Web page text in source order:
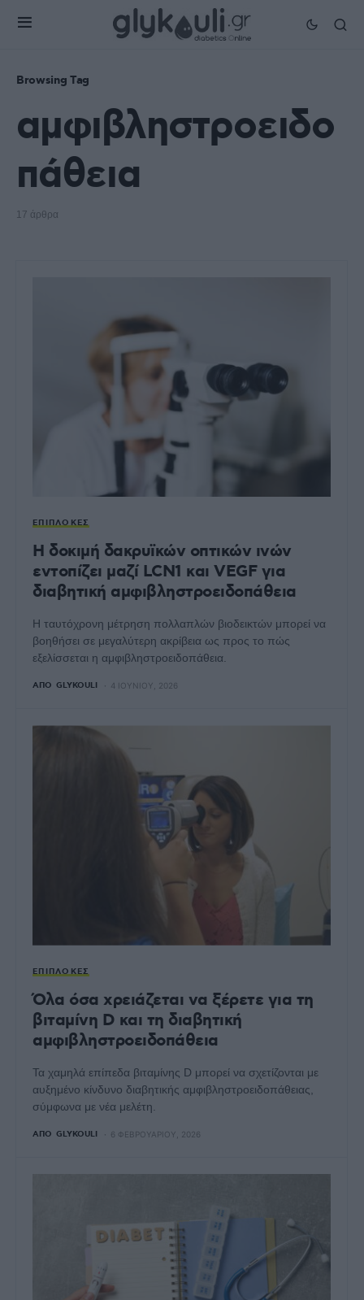
Browsing Tag
αμφιβληστροειδο
πάθεια
17 άρθρα
ΕΠΙΠΛΟΚΈΣ
Η δοκιμή δακρυϊκών οπτικών ινών
εντοπίζει μαζί LCN1 και VEGF για
διαβητική αμφιβληστροειδοπάθεια
Η ταυτόχρονη μέτρηση πολλαπλών βιοδεικτών μπορεί να
βοηθήσει σε μεγαλύτερη ακρίβεια ως προς το πώς
εξελίσσεται η αμφιβληστροειδοπάθεια.
ΑΠΌ GLYKOULI 4 ΙΟΥΝΊΟΥ, 2026
ΕΠΙΠΛΟΚΈΣ
Όλα όσα χρειάζεται να ξέρετε για τη
βιταμίνη D και τη διαβητική
αμφιβληστροειδοπάθεια
Τα χαμηλά επίπεδα βιταμίνης D μπορεί να σχετίζονται με
αυξημένο κίνδυνο διαβητικής αμφιβληστροειδοπάθειας,
σύμφωνα με νέα μελέτη.
ΑΠΌ GLYKOULI 6 ΦΕΒΡΟΥΑΡΊΟΥ, 2026